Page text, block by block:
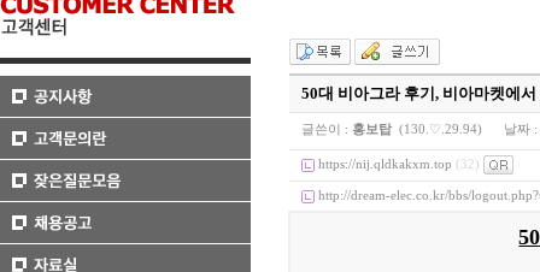
50대 비아그라 후기, 비아마켓에
글쓴이 : 홍보탑 (130.♡.29.94) 날짜 :
https://nij.qldkakxm.top (32)
http://dream-elec.co.kr/bbs/